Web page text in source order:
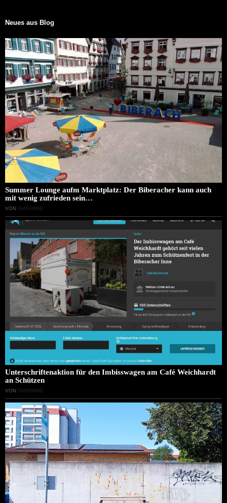
Neues aus Blog
Summer Lounge aufm Marktplatz: Der Biberacher kann auch
mit wenig zufrieden sein…
VON GASPARD
Unterschriftenaktion für den Imbisswagen am Café Weichhardt
an Schützen
VON GASPARD